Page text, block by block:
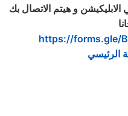
الابليكيشن و هيتم الاتصال بك
https://forms.gle/
الرئيسي